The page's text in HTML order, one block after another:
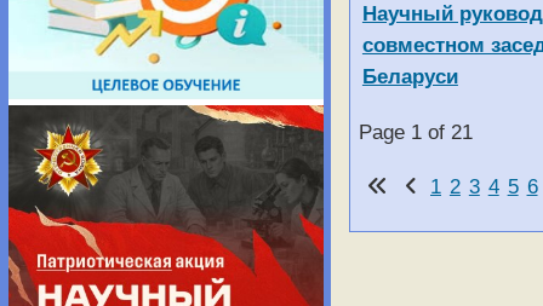
Научный
совместном
Беларуси
Page 1 of 21
1 2 3 4 5 6